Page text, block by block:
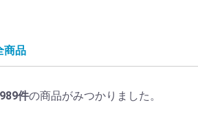
商品
件の商品がみつかりました。